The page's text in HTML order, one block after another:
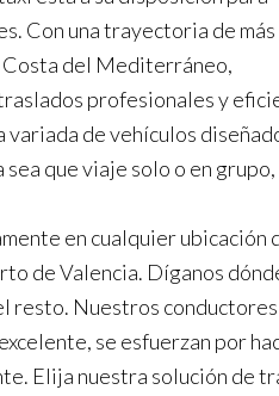
Con una trayectoria de más
Costa del Mediterráneo,
profesionales y
de vehículos
que viaje solo o en
en cualquier ubicación
de Valencia. Díganos
resto. Nuestros
se esfuerzan por
Elija nuestra solución de